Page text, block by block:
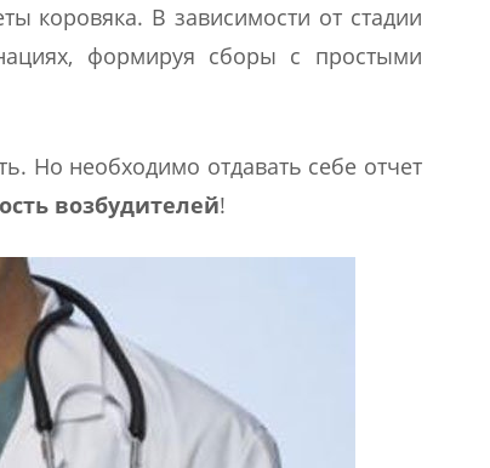
коровяка. В зависимости от стадии
формируя сборы с простыми
Но необходимо отдавать себе отчет
возбудителей!